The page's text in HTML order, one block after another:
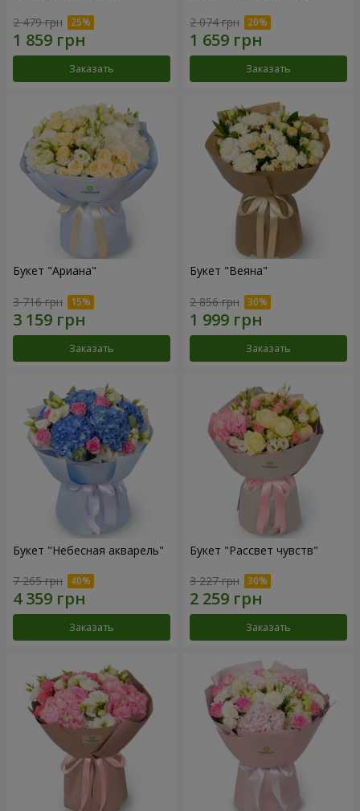
2 479 грн
Заказать
2 074 грн
Заказать
Букет "Ариана"
3 716 грн
Заказать
Букет "Веяна"
2 856 грн
Заказать
Букет "Небесная акварель"
7 265 грн
Заказать
Букет "Рассвет чувств"
3 227 грн
Заказать